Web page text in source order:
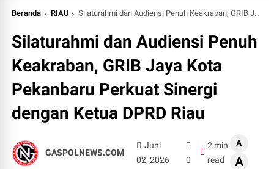
Beranda RIAU Silaturahmi dan Audiensi Penuh Keakraban, GRIB Jaya Kota Pekanbaru Perkuat Sinergi dengan Ketua DPRD Riau
Silaturahmi dan Audiensi Penuh
Keakraban, GRIB Jaya Kota
Pekanbaru Perkuat Sinergi
dengan Ketua DPRD Riau
GASPOLNEWS.COM
Juni
02, 2026
0
2 min
read
A
A